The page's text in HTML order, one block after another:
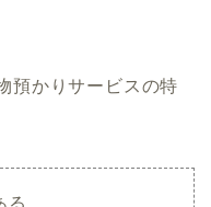
預かりサービスの特
る